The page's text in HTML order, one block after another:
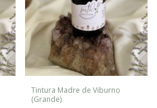
Tintura Madre de Viburno
(Grande)